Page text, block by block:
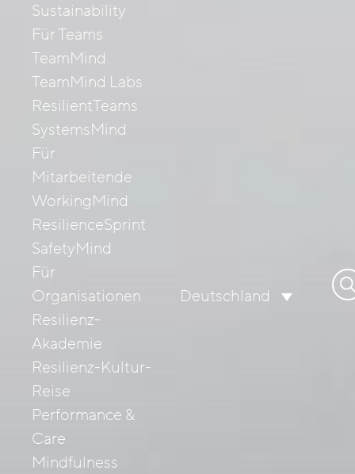
Sustainability
Für Teams
TeamMind
TeamMind Labs
ResilientTeams
SystemsMind
Für
Mitarbeitende
WorkingMind
ResilienceSprint
SafetyMind
Für
Organisationen
Resilienz-
Akademie
Resilienz-Kultur-
Reise
Performance &
Care
Mindfulness
Deutschland